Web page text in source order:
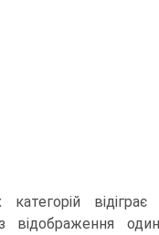
відображення